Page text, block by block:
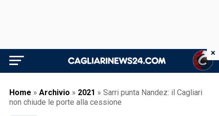
Home » Archivio » 2021 » Sarri punta Nandez: il Cagliari
non chiude le porte alla cessione
×